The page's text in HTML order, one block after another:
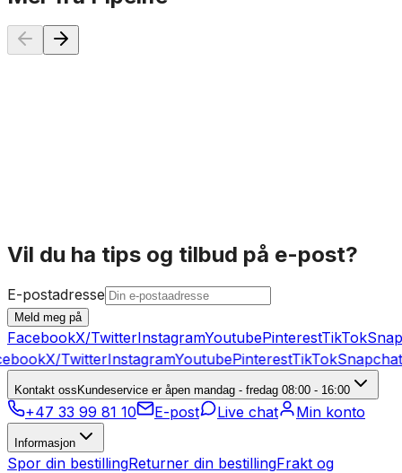
Vil du ha tips og tilbud på e-post?
E-postadresse
Meld meg på
FacebookX/TwitterInstagramYoutubePinterestTikTok
X/TwitterInstagramYoutubePinterestTikTokSnapchat
Kontakt ossKundeservice er åpen mandag - fredag 08:00 - 16:00
+47 33 99 81 10 E-post Live chat Min konto
Informasjon
Spor din bestillingReturner din bestillingFrakt og